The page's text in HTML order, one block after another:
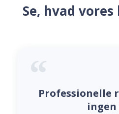
Se, hvad
Professionelle